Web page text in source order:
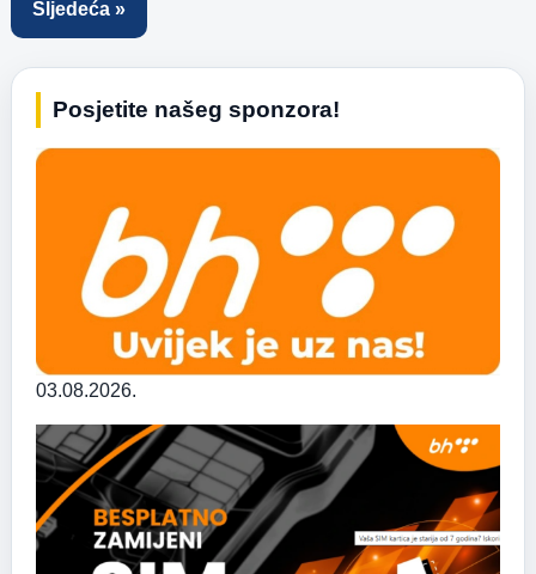
Sljedeća »
Posjetite našeg sponzora!
03.08.2026.